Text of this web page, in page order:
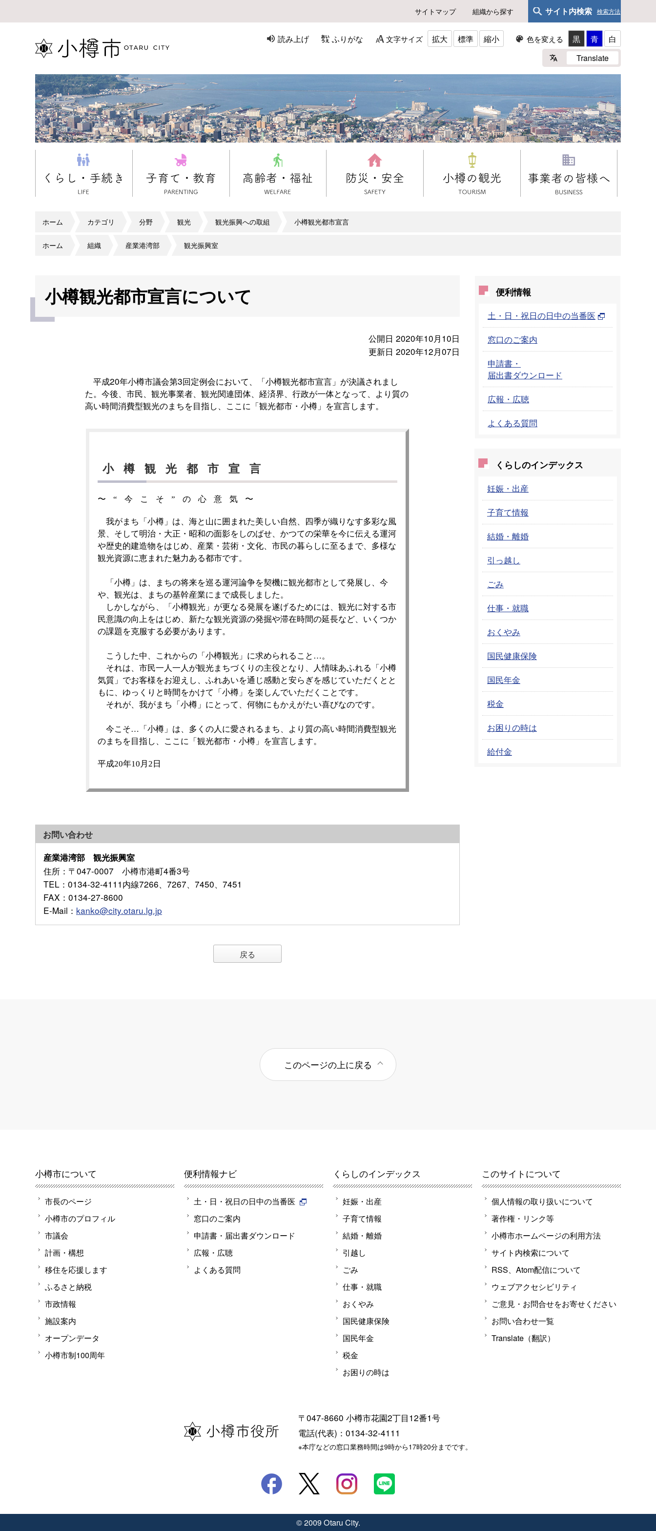
サイトマップ 組織から探す サイト内検索 検索方法
読み上げ ふりがな 文字サイズ 拡大 標準 縮小 色を変える 黒 青
白
Translate
ホーム カテゴリ 分野 観光 観光振興への取組 小樽観光都市宣言
ホーム 組織 産業港湾部 観光振興室
小樽観光都市宣言について
公開日 2020年10月10日
更新日 2020年12月07日
平成20年小樽市議会第3回定例会において、「小樽観光都市宣言」が決議されまし
た。今後、市民、観光事業者、観光関連団体、経済界、行政が一体となって、より質の
高い時間消費型観光のまちを目指し、ここに「観光都市・小樽」を宣言します。
小樽観光都市宣言
〜“今こそ”の心意気〜
我がまち「小樽」は、海と山に囲まれた美しい自然、四季が織りなす多彩な風
景、そして明治・大正・昭和の面影をしのばせ、かつての栄華を今に伝える運河
や歴史的建造物をはじめ、産業・芸術・文化、市民の暮らしに至るまで、多様な
観光資源に恵まれた魅力ある都市です。
「小樽」は、まちの将来を巡る運河論争を契機に観光都市として発展し、今
や、観光は、まちの基幹産業にまで成長しました。
しかしながら、「小樽観光」が更なる発展を遂げるためには、観光に対する市
民意識の向上をはじめ、新たな観光資源の発掘や滞在時間の延長など、いくつか
の課題を克服する必要があります。
こうした中、これからの「小樽観光」に求められること…。
それは、市民一人一人が観光まちづくりの主役となり、人情味あふれる「小樽
気質」でお客様をお迎えし、ふれあいを通じ感動と安らぎを感じていただくとと
もに、ゆっくりと時間をかけて「小樽」を楽しんでいただくことです。
それが、我がまち「小樽」にとって、何物にもかえがたい喜びなのです。
今こそ…「小樽」は、多くの人に愛されるまち、より質の高い時間消費型観光
のまちを目指し、ここに「観光都市・小樽」を宣言します。
平成20年10月2日
お問い合わせ
産業港湾部 観光振興室
住所 ：〒047-0007 小樽市港町4番3号
TEL ：0134-32-4111内線7266、7267、7450、7451
FAX ：0134-27-8600
E-Mail ： kanko@city.otaru.lg.jp
戻る
便利情報
土・日・祝日の日中の当番医
窓口のご案内
申請書・
届出書ダウンロード
広報・広聴
よくある質問
くらしのインデックス
妊娠・出産
子育て情報
結婚・離婚
引っ越し
ごみ
仕事・就職
おくやみ
国民健康保険
国民年金
税金
お困りの時は
給付金
このページの上に戻る
小樽市について
市長のページ
小樽市のプロフィル
市議会
計画・構想
移住を応援します
ふるさと納税
市政情報
施設案内
オープンデータ
小樽市制100周年
便利情報ナビ
土・日・祝日の日中の当番医
窓口のご案内
申請書・届出書ダウンロード
広報・広聴
よくある質問
くらしのインデックス
妊娠・出産
子育て情報
結婚・離婚
引越し
ごみ
仕事・就職
おくやみ
国民健康保険
国民年金
税金
お困りの時は
このサイトについて
個人情報の取り扱いについて
著作権・リンク等
小樽市ホームページの利用方法
サイト内検索について
RSS、Atom配信について
ウェブアクセシビリティ
ご意見・お問合せをお寄せください
お問い合わせ一覧
Translate（翻訳）
〒047-8660 小樽市花園2丁目12番1号
電話(代表)：0134-32-4111
※本庁などの窓口業務時間は9時から17時20分までです。
© 2009 Otaru City.